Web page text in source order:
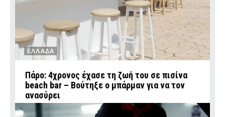
ΕΛΛΑΔΑ
Πάρο: 4χρονος έχασε τη ζωή του σε πισίνα
beach bar – Βούτηξε ο μπάρμαν για να τον
ανασύρει